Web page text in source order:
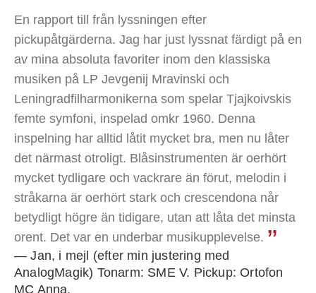
En rapport till från lyssningen efter
pickupåtgärderna. Jag har just lyssnat färdigt på en
av mina absoluta favoriter inom den klassiska
musiken på LP Jevgenij Mravinski och
Leningradfilharmonikerna som spelar Tjajkoivskis
femte symfoni, inspelad omkr 1960. Denna
inspelning har alltid låtit mycket bra, men nu låter
det närmast otroligt. Blåsinstrumenten är oerhört
mycket tydligare och vackrare än förut, melodin i
stråkarna är oerhört stark och crescendona når
betydligt högre än tidigare, utan att låta det minsta
orent. Det var en underbar musikupplevelse.
— Jan, i mejl (efter min justering med
AnalogMagik) Tonarm: SME V. Pickup: Ortofon
MC Anna.